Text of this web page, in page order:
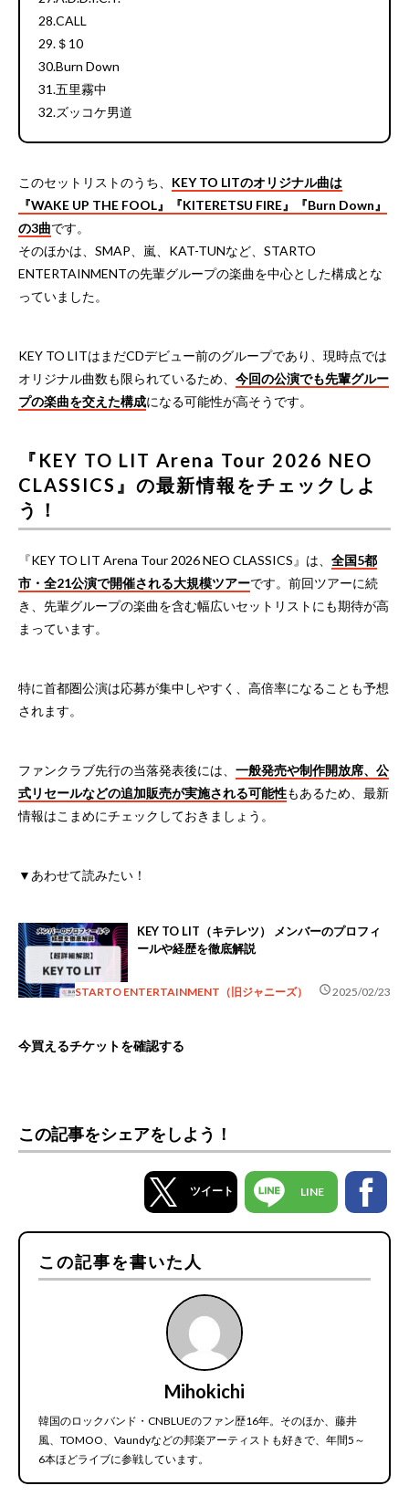
28.CALL
29.＄10
30.Burn Down
31.五里霧中
32.ズッコケ男道
このセットリストのうち、 KEY TO LITのオリジナル曲は
『WAKE UP THE FOOL』『KITERETSU FIRE』『Burn Down』
の3曲です。
そのほかは、SMAP、嵐、KAT-TUNなど、STARTO
ENTERTAINMENTの先輩グループの楽曲を中心とした構成とな
っていました。
KEY TO LITはまだCDデビュー前のグループであり、現時点では
オリジナル曲数も限られているため、 今回の公演でも先輩グルー
プの楽曲を交えた構成になる可能性が高そうです。
『KEY TO LIT Arena Tour 2026 NEO
CLASSICS』の最新情報をチェックしよ
う！
『KEY TO LIT Arena Tour 2026 NEO CLASSICS』は、 全国5都
市・全21公演で開催される大規模ツアーです。前回ツアーに続
き、先輩グループの楽曲を含む幅広いセットリストにも期待が高
まっています。
特に首都圏公演は応募が集中しやすく、高倍率になることも予想
されます。
ファンクラブ先行の当落発表後には、 一般発売や制作開放席、公
式リセールなどの追加販売が実施される可能性もあるため、最新
情報はこまめにチェックしておきましょう。
▼あわせて読みたい！
KEY TO LIT（キテレツ） メンバーのプロフィ
ールや経歴を徹底解説
STARTO ENTERTAINMENT（旧ジャニーズ） schedule2025/02/23
今買えるチケットを確認する
この記事をシェアをしよう！
ツイート LINE
この記事を書いた人
Mihokichi
韓国のロックバンド・CNBLUEのファン歴16年。そのほか、藤井
風、TOMOO、Vaundyなどの邦楽アーティストも好きで、年間5～
6本ほどライブに参戦しています。